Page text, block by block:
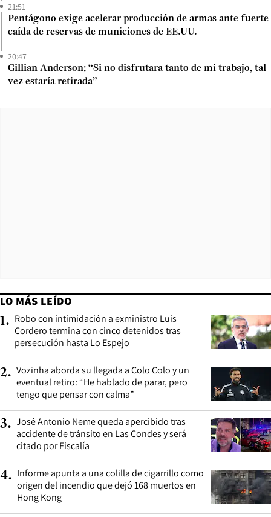
21:51
Pentágono exige acelerar producción de armas ante fuerte
caída de reservas de municiones de EE.UU.
20:47
Gillian Anderson: “Si no disfrutara tanto de mi trabajo, tal
vez estaría retirada”
LO MÁS LEÍDO
1. Robo con intimidación a exministro Luis
Cordero termina con cinco detenidos tras
persecución hasta Lo Espejo
2. Vozinha aborda su llegada a Colo Colo y un
eventual retiro: “He hablado de parar, pero
tengo que pensar con calma”
3. José Antonio Neme queda apercibido tras
accidente de tránsito en Las Condes y será
citado por Fiscalía
4. Informe apunta a una colilla de cigarrillo como
origen del incendio que dejó 168 muertos en
Hong Kong